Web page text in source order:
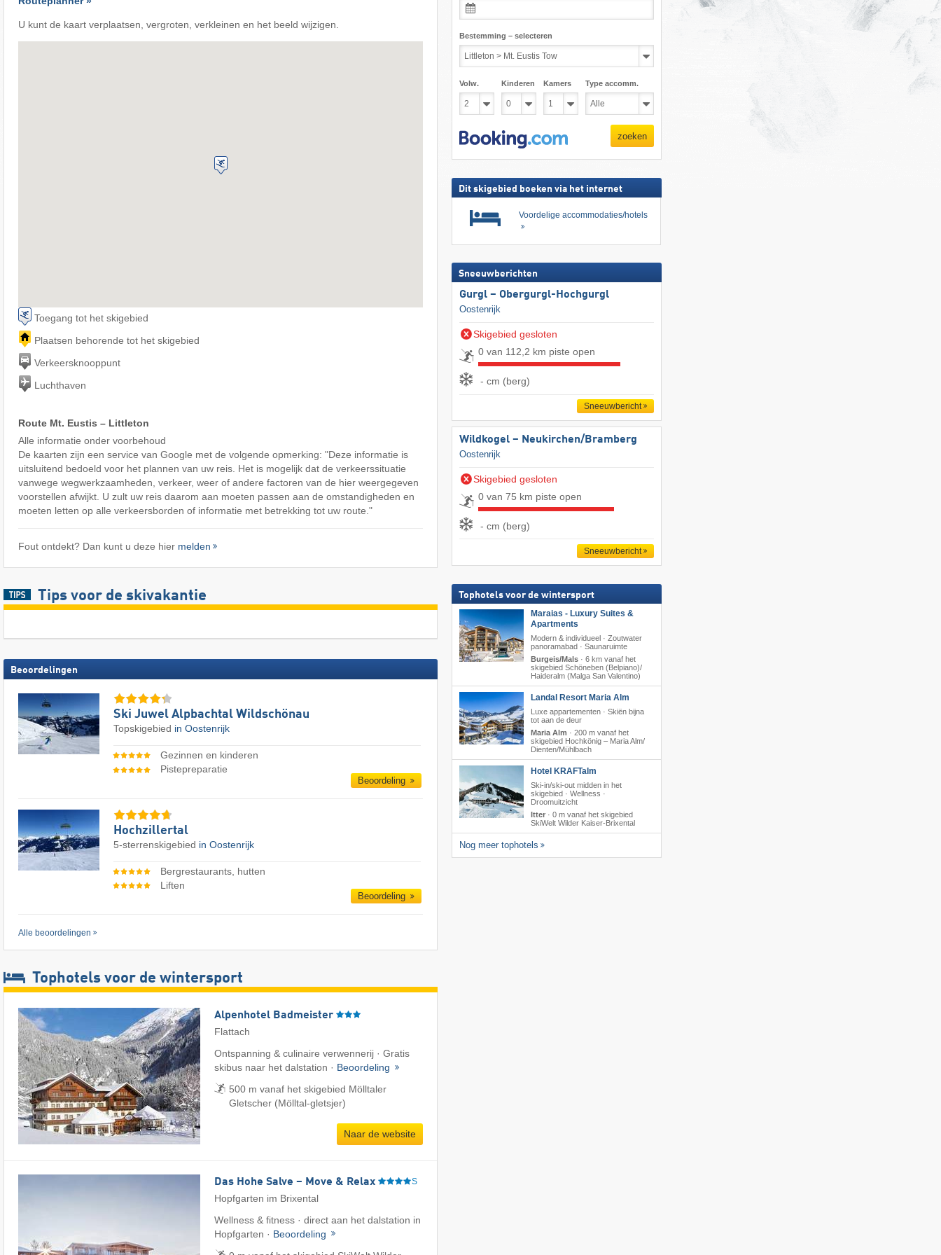
U kunt de kaart verplaatsen, vergroten, verkleinen en het beeld wijzigen.
Toegang tot het skigebied
Plaatsen behorende tot het skigebied
Verkeersknooppunt
Luchthaven
Route Mt. Eustis – Littleton
Alle informatie onder voorbehoud
De kaarten zijn een service van Google met de volgende opmerking: "Deze informatie is
uitsluitend bedoeld voor het plannen van uw reis. Het is mogelijk dat de verkeerssituatie
vanwege wegwerkzaamheden, verkeer, weer of andere factoren van de hier weergegeven
voorstellen afwijkt. U zult uw reis daarom aan moeten passen aan de omstandigheden en
moeten letten op alle verkeersborden of informatie met betrekking tot uw route."
Fout ontdekt? Dan kunt u deze hier melden
Tips voor de skivakantie
Beoordelingen
Ski Juwel Alpbachtal Wildschönau
Topskigebied in Oostenrijk
Gezinnen en kinderen
Pistepreparatie
Beoordeling
Hochzillertal
5-sterrenskigebied in Oostenrijk
Bergrestaurants, hutten
Liften
Beoordeling
Alle beoordelingen
Tophotels voor de wintersport
Alpenhotel Badmeister
Flattach
Ontspanning & culinaire verwennerij · Gratis
skibus naar het dalstation · Beoordeling
500 m vanaf het skigebied Mölltaler
Gletscher (Mölltal-gletsjer)
Naar de website
Das Hohe Salve – Move & Relax S
Hopfgarten im Brixental
Wellness & fitness · direct aan het dalstation in
Hopfgarten · Beoordeling
Bestemming – selecteren
Volw. Kinderen Kamers Type accomm.
zoeken
Dit skigebied boeken via het internet
Voordelige accommodaties/hotels
Sneeuwberichten
Gurgl – Obergurgl-Hochgurgl
Oostenrijk
Skigebied gesloten
0 van 112,2 km piste open
- cm (berg)
Sneeuwbericht
Wildkogel – Neukirchen/​Bramberg
Oostenrijk
Skigebied gesloten
0 van 75 km piste open
- cm (berg)
Sneeuwbericht
Tophotels voor de wintersport
Maraias - Luxury Suites &
Apartments
Modern & individueel · Zoutwater
panoramabad · Saunaruimte
Burgeis/Mals· 6 km vanaf het
skigebied Schöneben (Belpiano)/​
Haideralm (Malga San Valentino)
Landal Resort Maria Alm
Luxe appartementen · Skiën bijna
tot aan de deur
Maria Alm · 200 m vanaf het
skigebied Hochkönig – Maria Alm/​
Dienten/​Mühlbach
Hotel KRAFTalm
Ski-in/ski-out midden in het
skigebied · Wellness ·
Droomuitzicht
Itter· 0 m vanaf het skigebied
SkiWelt Wilder Kaiser-Brixental
Nog meer tophotels